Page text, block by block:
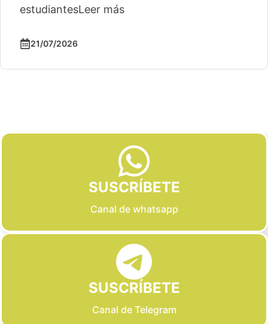
estudiantesLeer más
21/07/2026
SUSCRÍBETE
Canal de whatsapp
SUSCRÍBETE
Canal de Telegram